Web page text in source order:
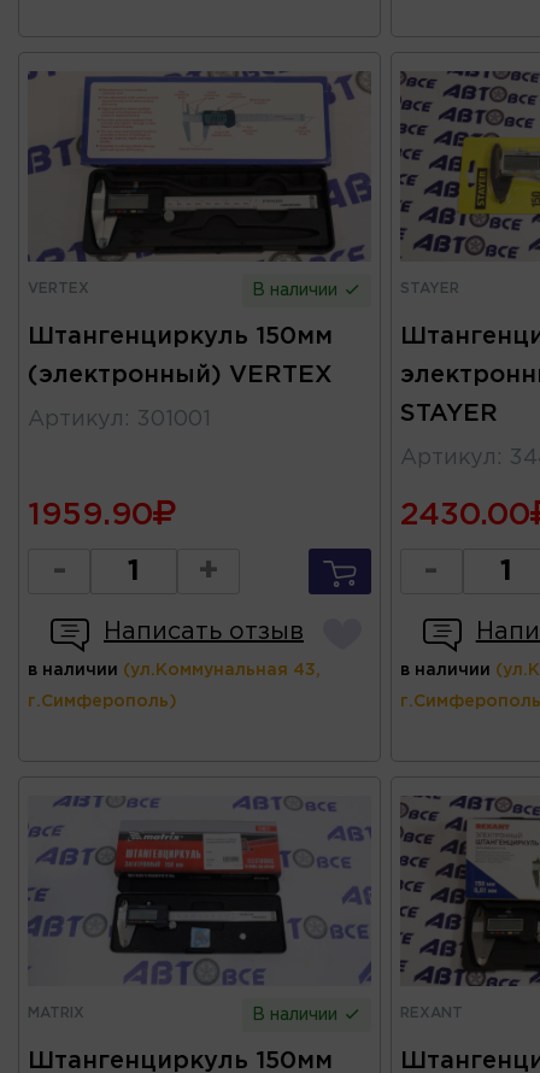
VERTEX В наличии
Штангенциркуль 150мм
(электронный) VERTEX
Артикул : 301001
1959.90
- +
Написать отзыв
в наличии (ул.Коммунальная 43,
г.Симферополь)
STAYER
STAYER
Артикул :
2430.00
-
в наличии
MATRIX В наличии
Штангенциркуль 150мм
REXANT